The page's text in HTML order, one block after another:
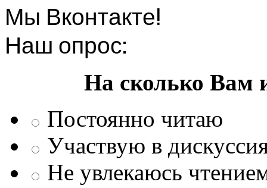
Мы Вконтакте!
Наш опрос:
На сколько Вам
Постоянно читаю
Участвую в
Не увлекаюсь